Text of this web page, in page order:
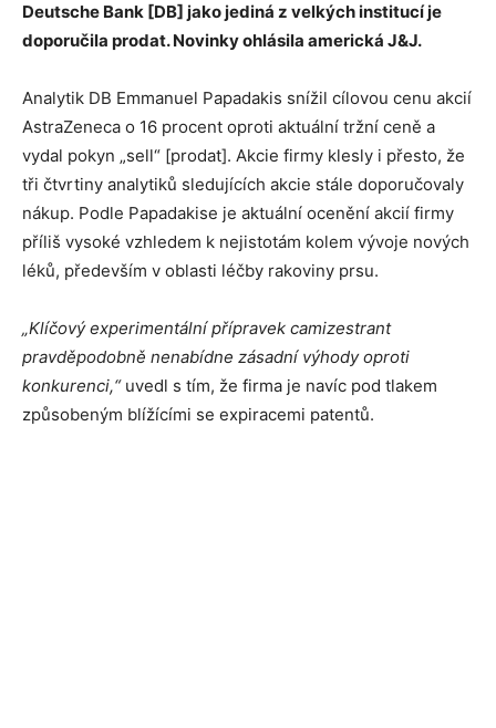
Deutsche Bank [DB] jako jediná z velkých institucí je
doporučila prodat. Novinky ohlásila americká J&J.
Analytik DB Emmanuel Papadakis snížil cílovou cenu akcií
AstraZeneca o 16 procent oproti aktuální tržní ceně a
vydal pokyn „sell“ [prodat]. Akcie firmy klesly i přesto, že
tři čtvrtiny analytiků sledujících akcie stále doporučovaly
nákup. Podle Papadakise je aktuální ocenění akcií firmy
příliš vysoké vzhledem k nejistotám kolem vývoje nových
léků, především v oblasti léčby rakoviny prsu.
„Klíčový experimentální přípravek camizestrant
pravděpodobně nenabídne zásadní výhody oproti
konkurenci,“uvedl s tím, že firma je navíc pod tlakem
způsobeným blížícími se expiracemi patentů.